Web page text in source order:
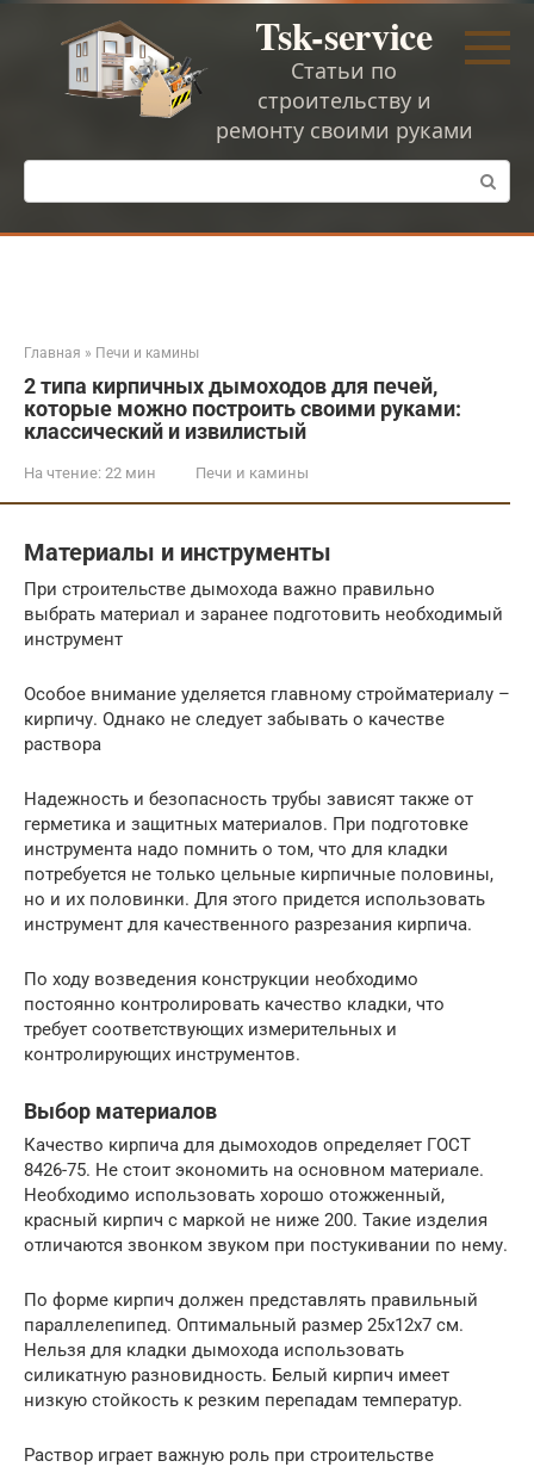
Перейти
Tsk-service
Статьи по
строительству и
ремонту своими руками
Поиск:
Главная » Печи и камины
2 типа кирпичных дымоходов для печей,
которые можно построить своими руками:
классический и извилистый
На чтение: 22 мин Печи и камины
Материалы и инструменты
При строительстве дымохода важно правильно
выбрать материал и заранее подготовить необходимый
инструмент
Особое внимание уделяется главному стройматериалу –
кирпичу. Однако не следует забывать о качестве
раствора
Надежность и безопасность трубы зависят также от
герметика и защитных материалов. При подготовке
инструмента надо помнить о том, что для кладки
потребуется не только цельные кирпичные половины,
но и их половинки. Для этого придется использовать
инструмент для качественного разрезания кирпича.
По ходу возведения конструкции необходимо
постоянно контролировать качество кладки, что
требует соответствующих измерительных и
контролирующих инструментов.
Выбор материалов
Качество кирпича для дымоходов определяет ГОСТ
8426-75. Не стоит экономить на основном материале.
Необходимо использовать хорошо отожженный,
красный кирпич с маркой не ниже 200. Такие изделия
отличаются звонком звуком при постукивании по нему.
По форме кирпич должен представлять правильный
параллелепипед. Оптимальный размер 25х12х7 см.
Нельзя для кладки дымохода использовать
силикатную разновидность. Белый кирпич имеет
низкую стойкость к резким перепадам температур.
Раствор играет важную роль при строительстве